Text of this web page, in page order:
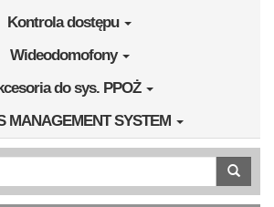
Kontrola dostępu
Wideodomofony
do sys. PPOŻ
MANAGEMENT SYSTEM